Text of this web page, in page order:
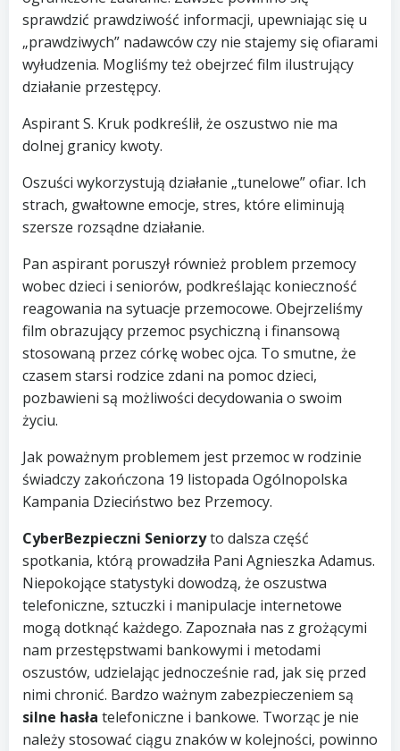
sprawdzić prawdziwość informacji, upewniając się u
„prawdziwych” nadawców czy nie stajemy się ofiarami
wyłudzenia. Mogliśmy też obejrzeć film ilustrujący
działanie przestępcy.
Aspirant S. Kruk podkreślił, że oszustwo nie ma
dolnej granicy kwoty.
Oszuści wykorzystują działanie „tunelowe” ofiar. Ich
strach, gwałtowne emocje, stres, które eliminują
szersze rozsądne działanie.
Pan aspirant poruszył również problem przemocy
wobec dzieci i seniorów, podkreślając konieczność
reagowania na sytuacje przemocowe. Obejrzeliśmy
film obrazujący przemoc psychiczną i finansową
stosowaną przez córkę wobec ojca. To smutne, że
czasem starsi rodzice zdani na pomoc dzieci,
pozbawieni są możliwości decydowania o swoim
życiu.
Jak poważnym problemem jest przemoc w rodzinie
świadczy zakończona 19 listopada Ogólnopolska
Kampania Dzieciństwo bez Przemocy.
CyberBezpieczni Seniorzyto dalsza część
spotkania, którą prowadziła Pani Agnieszka Adamus.
Niepokojące statystyki dowodzą, że oszustwa
telefoniczne, sztuczki i manipulacje internetowe
mogą dotknąć każdego. Zapoznała nas z grożącymi
nam przestępstwami bankowymi i metodami
oszustów, udzielając jednocześnie rad, jak się przed
nimi chronić. Bardzo ważnym zabezpieczeniem są
silne hasła telefoniczne i bankowe. Tworząc je nie
należy stosować ciągu znaków w kolejności, powinno